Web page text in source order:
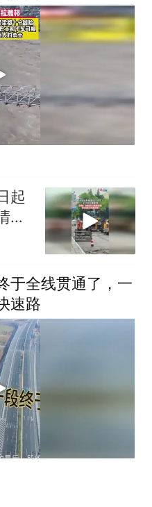
起
理
于全线贯通了，一
速路